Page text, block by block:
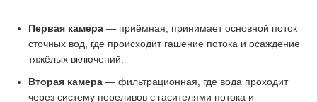
Первая камера — приёмная, принимает основной поток
сточных вод, где происходит гашение потока и осаждение
тяжёлых включений.
Вторая камера — фильтрационная, где вода проходит
через систему переливов с гасителями потока и